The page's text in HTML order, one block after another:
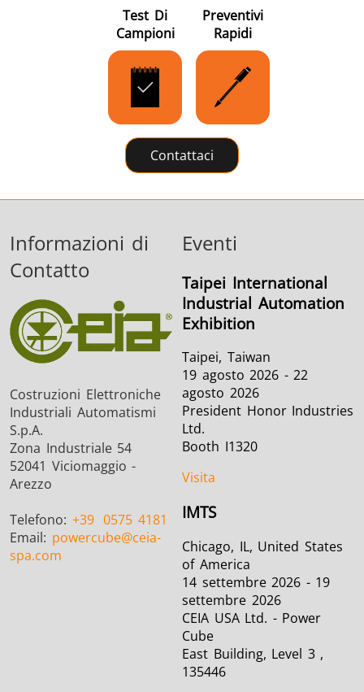
Test Di
Campioni
Preventivi
Rapidi
Contattaci
Informazioni di
Contatto
Costruzioni Elettroniche
Industriali Automatismi
S.p.A.
Zona Industriale 54
52041 Viciomaggio -
Arezzo
Telefono: +39 0575 4181
Email: powercube@ceia-
spa.com
Eventi
Taipei International
Industrial Automation
Exhibition
Taipei, Taiwan
19 agosto 2026 - 22
agosto 2026
President Honor Industries
Ltd.
Booth I1320
Visita
IMTS
Chicago, IL, United States
of America
14 settembre 2026 - 19
settembre 2026
CEIA USA Ltd. - Power
Cube
East Building, Level 3 ,
135446